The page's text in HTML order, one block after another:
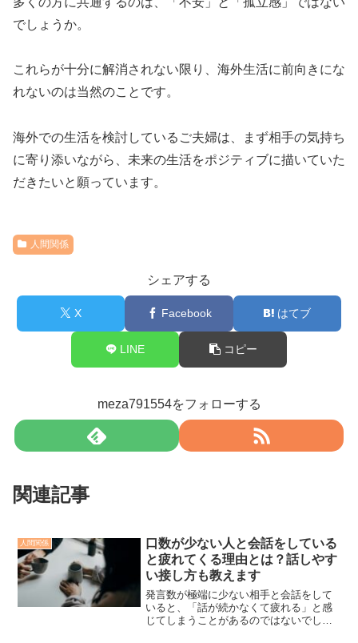
でしょうか。
これらが十分に解消されない限り、海外生活に前向きにな
れないのは当然のことです。
海外での生活を検討しているご夫婦は、まず相手の気持ち
に寄り添いながら、未来の生活をポジティブに描いていた
だきたいと願っています。
人間関係
シェアする
X Facebook はてブ
LINE コピー
meza791554をフォローする
関連記事
人間関係
口数が少ない人と会話をしている
と疲れてくる理由とは？話しやす
い接し方も教えます
発言数が極端に少ない相手と会話をして
いると、「話が続かなくて疲れる」と感
じてしまうことがあるのではないでしょ